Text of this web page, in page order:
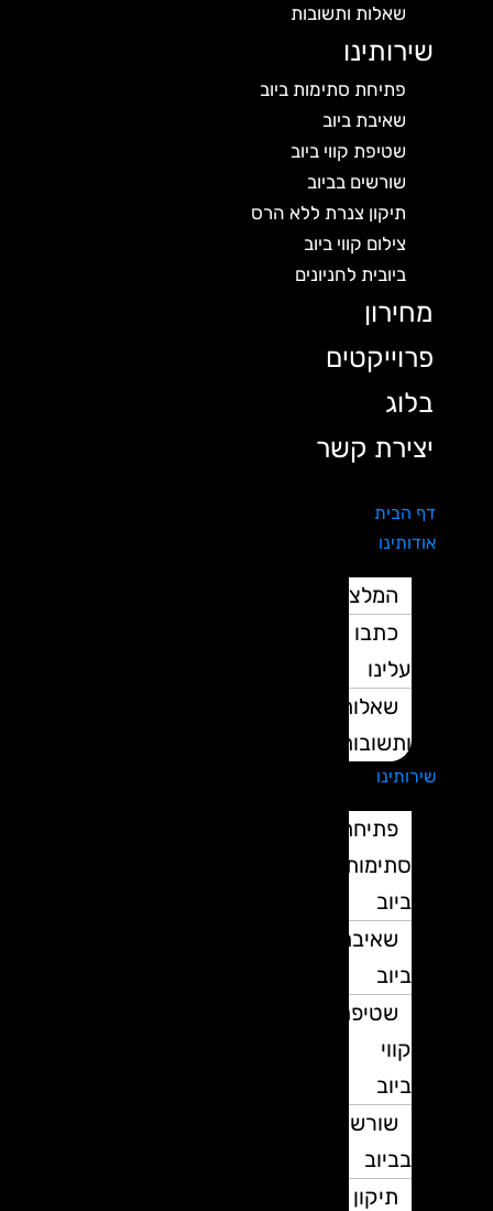
שאלות ותשובות
שירותינו
פתיחת סתימות ביוב
שאיבת ביוב
שטיפת קווי ביוב
שורשים בביוב
תיקון צנרת ללא הרס
צילום קווי ביוב
ביובית לחניונים
מחירון
פרוייקטים
בלוג
יצירת קשר
דף הבית
אודותינו
המלצות
כתבו
עלינו
שאלות
ותשובות
שירותינו
פתיחת
סתימות
ביוב
שאיבת
ביוב
שטיפת
קווי
ביוב
שורשים
בביוב
תיקון